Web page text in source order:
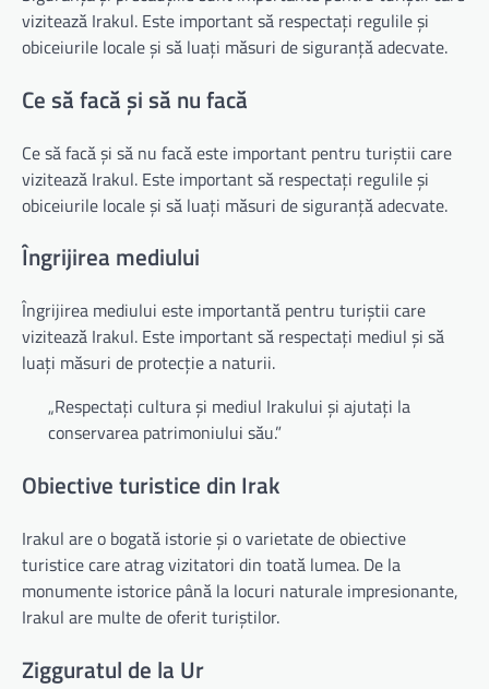
vizitează Irakul. Este important să respectați regulile și
obiceiurile locale și să luați măsuri de siguranță adecvate.
Ce să facă și să nu facă
Ce să facă și să nu facă este important pentru turiștii care
vizitează Irakul. Este important să respectați regulile și
obiceiurile locale și să luați măsuri de siguranță adecvate.
Îngrijirea mediului
Îngrijirea mediului este importantă pentru turiștii care
vizitează Irakul. Este important să respectați mediul și să
luați măsuri de protecție a naturii.
„Respectați cultura și mediul Irakului și ajutați la
conservarea patrimoniului său.”
Obiective turistice din Irak
Irakul are o bogată istorie și o varietate de obiective
turistice care atrag vizitatori din toată lumea. De la
monumente istorice până la locuri naturale impresionante,
Irakul are multe de oferit turiștilor.
Zigguratul de la Ur